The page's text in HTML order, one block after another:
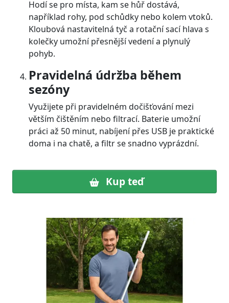
Hodí se pro místa, kam se hůř dostává,
například rohy, pod schůdky nebo kolem vtoků.
Kloubová nastavitelná tyč a rotační sací hlava s
kolečky umožní přesnější vedení a plynulý
pohyb.
Pravidelná údržba během
sezóny
Využijete při pravidelném dočišťování mezi
větším čištěním nebo filtrací. Baterie umožní
práci až 50 minut, nabíjení přes USB je praktické
doma i na chatě, a filtr se snadno vyprázdní.
Kup teď